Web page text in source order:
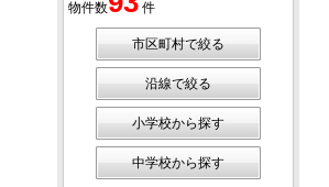
物件数 件
市区町村で絞る
沿線で絞る
小学校から探す
中学校から探す